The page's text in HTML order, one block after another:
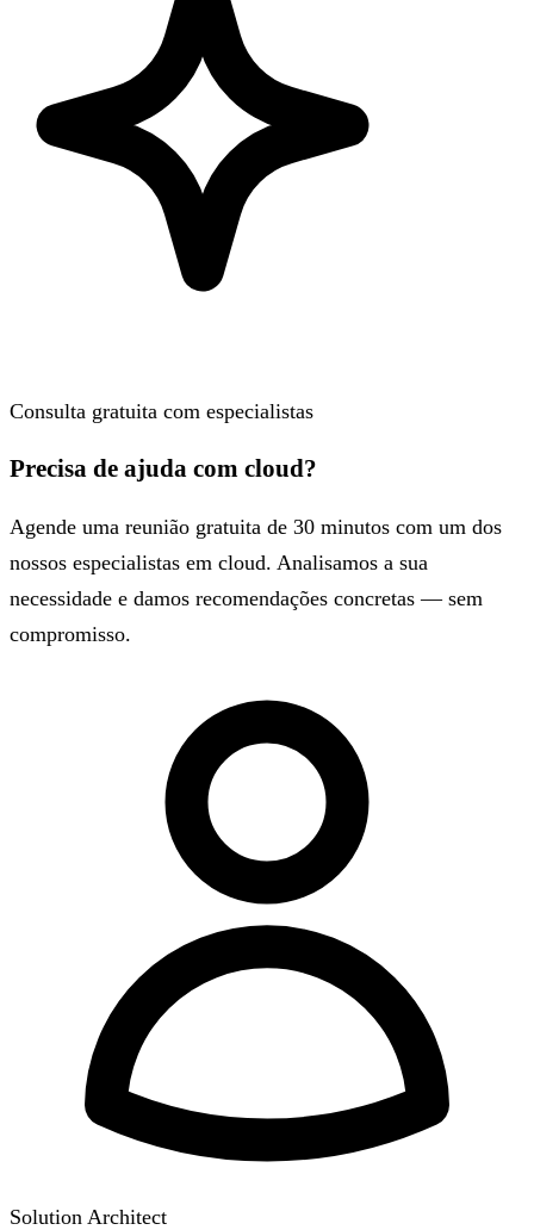
Consulta gratuita com especialistas
Precisa de ajuda com cloud?
Agende uma reunião gratuita de 30 minutos com um dos
nossos especialistas em cloud. Analisamos a sua
necessidade e damos recomendações concretas — sem
compromisso.
Solution Architect